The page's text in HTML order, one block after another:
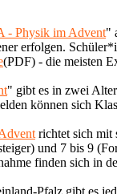
- Physik im Advent"
erfolgen.
(PDF) - die meisten
" gibt es in zwei
können sich
richtet sich mit
und 7 bis 9
finden sich in
Pfalz gibt es